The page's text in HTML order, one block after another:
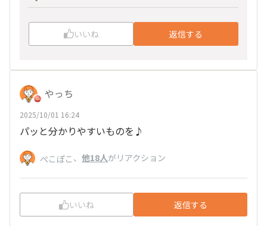
いいね 返信する
やっち
2025/10/01 16:24
パッと分かりやすいものを♪
ぺこぽこ 、 他18人がリアクション
いいね 返信する